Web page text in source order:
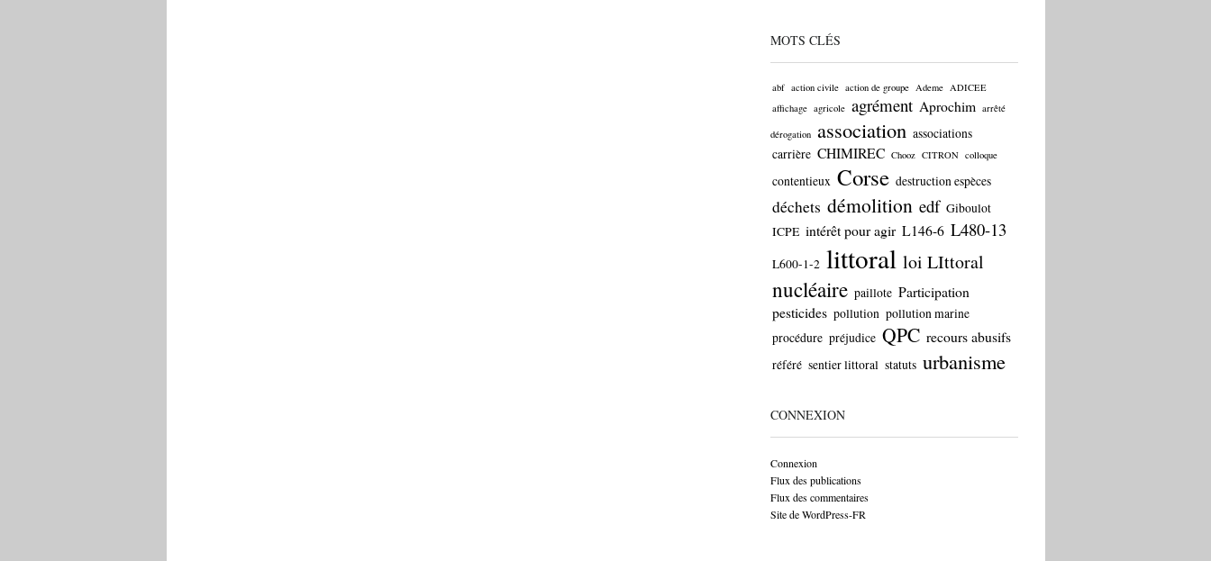
MOTS CLÉS
abf action civile action de groupe Ademe ADICEE
affichage agricole agrément Aprochim arrêté
dérogation association associations
carrière CHIMIREC Chooz CITRON colloque
contentieux Corse destruction espèces
déchets démolition edf Giboulot
ICPE intérêt pour agir L146-6 L480-13
L600-1-2 littoral loi LIttoral
nucléaire paillote Participation
pesticides pollution pollution marine
procédure préjudice QPC recours abusifs
référé sentier littoral statuts urbanisme
CONNEXION
Connexion
Flux des publications
Flux des commentaires
Site de WordPress-FR